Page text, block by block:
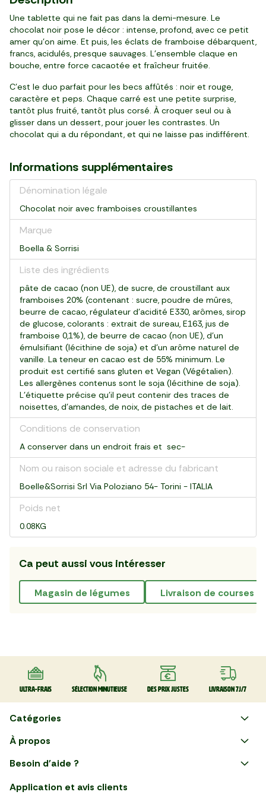
Une tablette qui ne fait pas dans la demi-mesure. Le
chocolat noir pose le décor : intense, profond, avec ce petit
amer qu’on aime. Et puis, les éclats de framboise débarquent,
francs, acidulés, presque sauvages. L’ensemble claque en
bouche, entre force cacaotée et fraîcheur fruitée.
C’est le duo parfait pour les becs affûtés : noir et rouge,
caractère et peps. Chaque carré est une petite surprise,
tantôt plus fruité, tantôt plus corsé. À croquer seul ou à
glisser dans un dessert, pour jouer les contrastes. Un
chocolat qui a du répondant, et qui ne laisse pas indifférent.
Informations supplémentaires
Dénomination légale
Chocolat noir avec framboises croustillantes
Marque
Boella & Sorrisi
Liste des ingrédients
pâte de cacao (non UE), de sucre, de croustillant aux
framboises 20% (contenant : sucre, poudre de mûres,
beurre de cacao, régulateur d'acidité E330, arômes, sirop
de glucose, colorants : extrait de sureau, E163, jus de
framboise 0,1%), de beurre de cacao (non UE), d'un
émulsifiant (lécithine de soja) et d'un arôme naturel de
vanille. La teneur en cacao est de 55% minimum. Le
produit est certifié sans gluten et Vegan (Végétalien).
Les allergènes contenus sont le soja (lécithine de soja).
L'étiquette précise qu'il peut contenir des traces de
noisettes, d'amandes, de noix, de pistaches et de lait.
Conditions de conservation
A conserver dans un endroit frais et sec-
Nom ou raison sociale et adresse du fabricant
Boelle&Sorrisi Srl Via Poloziano 54- Torini - ITALIA
Poids net
0.08KG
Ca peut aussi vous intéresser
magasin de légumes livraison de courses à
Ultra-frais Sélection minutieuse Des prix justes Livraison 7J/7
Catégories
Faire ses courses en ligne
Nouveautés
À propos
et savoir-faire français en
Besoin d'aide ?
Application et avis clients